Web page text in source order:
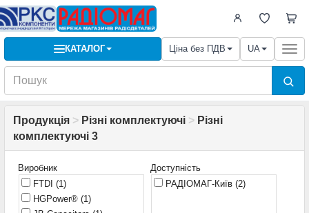
КАТАЛОГ Ціна без ПДВ UA
Продукція > Різні комплектуючі > Різні
комплектуючі 3
Виробник
FTDI (1)
HGPower® (1)
Доступність
РАДІОМАГ-Київ (2)